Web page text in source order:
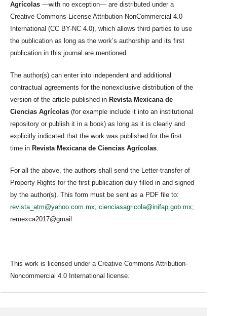
Agrícolas —with no exception— are distributed under a
Creative Commons License Attribution-NonCommercial 4.0
International (CC BY-NC 4.0), which allows third parties to use
the publication as long as the work’s authorship and its first
publication in this journal are mentioned.
The author(s) can enter into independent and additional
contractual agreements for the nonexclusive distribution of the
version of the article published in Revista Mexicana de
Ciencias Agrícolas (for example include it into an institutional
repository or publish it in a book) as long as it is clearly and
explicitly indicated that the work was published for the first
time in Revista Mexicana de Ciencias Agrícolas.
For all the above, the authors shall send the Letter-transfer of
Property Rights for the first publication duly filled in and signed
by the author(s). This form must be sent as a PDF file to:
revista_atm@yahoo.com.mx; cienciasagricola@inifap.gob.mx;
remexca2017@gmail.
This work is licensed under a Creative Commons Attribution-
Noncommercial 4.0 International license.